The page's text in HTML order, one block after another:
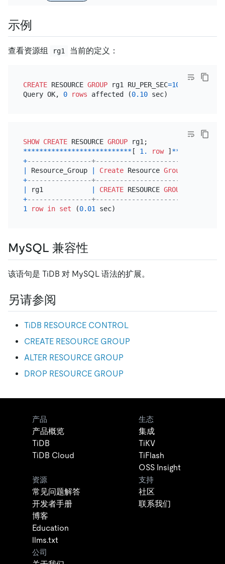
示例
查看资源组 rg1 当前的定义：
CREATE RESOURCE GROUP rg1 RU_PER_SEC=100
Query OK, 0 rows affected (0.10
SHOW CREATE RESOURCE GROUP
***************************[ 1. row ] **
+----------------
Resource_Group Create Resource Group
+----------------
rg1 CREATE RESOURCE GROUP
+----------------
1
row in set (0.01
MySQL 兼容性
该语句是 TiDB 对 MySQL 语法的扩展。
另请参阅
TiDB RESOURCE CONTROL
CREATE RESOURCE GROUP
ALTER RESOURCE GROUP
DROP RESOURCE GROUP
产品
产品概览
TiDB
TiDB Cloud
生态
集成
TiKV
TiFlash
OSS Insight
资源
常见问题解答
开发者手册
博客
Education
llms.txt
支持
社区
联系我们
公司